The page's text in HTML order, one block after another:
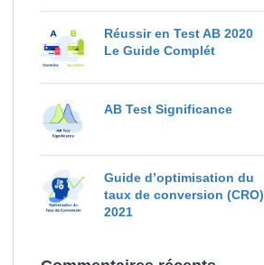
Réussir en Test AB 2020
Le Guide Complét
AB Test Significance
Guide d’optimisation du
taux de conversion (CRO)
2021